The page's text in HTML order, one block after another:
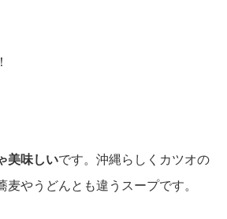
！
美味しいです。沖縄らしくカツオの
麦やうどんとも違うスープです。